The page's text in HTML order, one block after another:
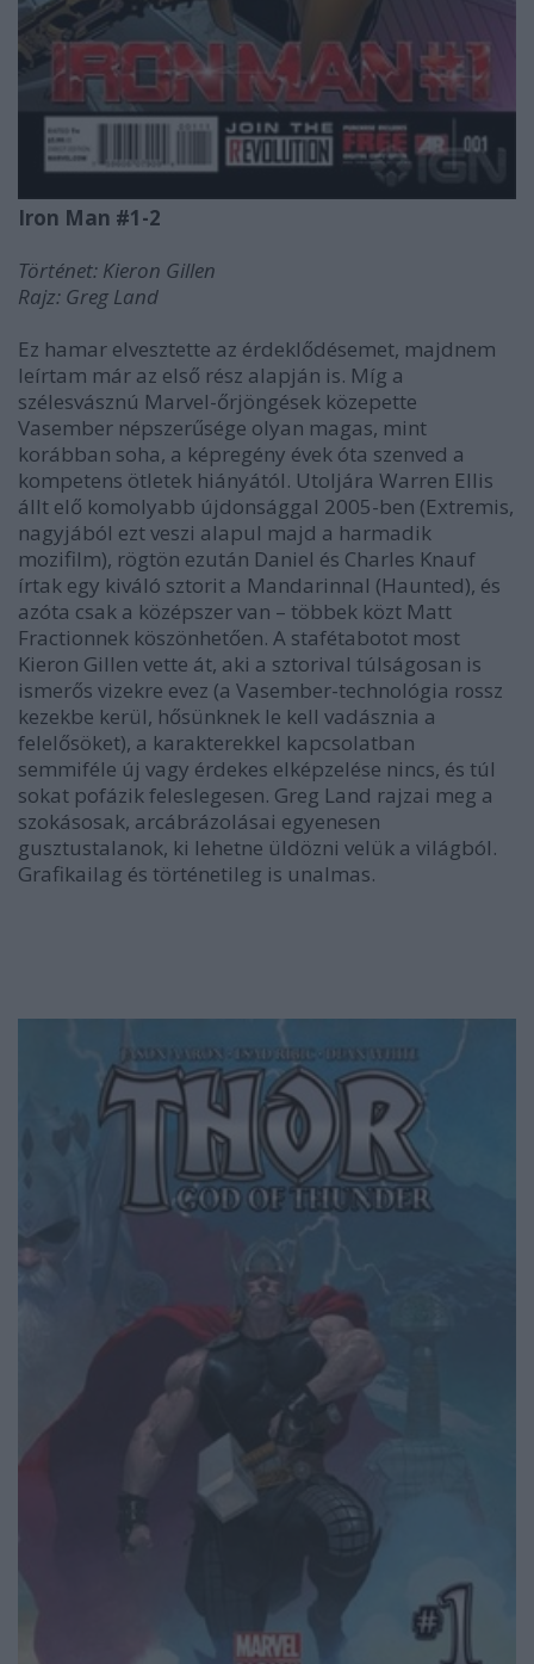
Iron Man #1-2
Történet: Kieron Gillen
Rajz: Greg Land
Ez hamar elvesztette az érdeklődésemet, majdnem
leírtam már az első rész alapján is. Míg a
szélesvásznú Marvel-őrjöngések közepette
Vasember népszerűsége olyan magas, mint
korábban soha, a képregény évek óta szenved a
kompetens ötletek hiányától. Utoljára Warren Ellis
állt elő komolyabb újdonsággal 2005-ben (Extremis,
nagyjából ezt veszi alapul majd a harmadik
mozifilm), rögtön ezután Daniel és Charles Knauf
írtak egy kiváló sztorit a Mandarinnal (Haunted), és
azóta csak a középszer van – többek közt Matt
Fractionnek köszönhetően. A stafétabotot most
Kieron Gillen vette át, aki a sztorival túlságosan is
ismerős vizekre evez (a Vasember-technológia rossz
kezekbe kerül, hősünknek le kell vadásznia a
felelősöket), a karakterekkel kapcsolatban
semmiféle új vagy érdekes elképzelése nincs, és túl
sokat pofázik feleslegesen. Greg Land rajzai meg a
szokásosak, arcábrázolásai egyenesen
gusztustalanok, ki lehetne üldözni velük a világból.
Grafikailag és történetileg is unalmas.